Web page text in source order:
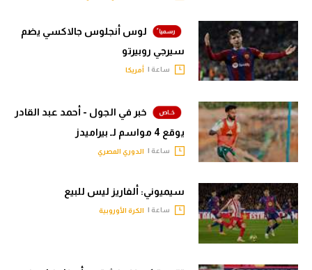
لوس أنجلوس جالاكسي يضم
سيرجي روبيرتو
ساعة | أمريكا
خبر في الجول - أحمد عبد القادر
يوقع 4 مواسم لـ بيراميدز
ساعة | الدوري المصري
سيميوني: ألفاريز ليس للبيع
ساعة | الكرة الأوروبية